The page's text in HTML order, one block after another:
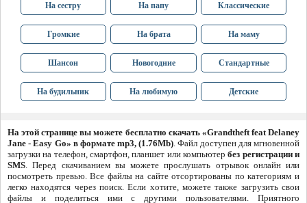
На сестру На папу Классические
Громкие На брата На маму
Шансон Новогодние Стандартные
На будильник На любимую Детские
На этой странице вы можете бесплатно скачать «Grandtheft feat Delaney
Jane - Easy Go» в формате mp3, (1.76Mb). Файл доступен для мгновенной
загрузки на телефон, смартфон, планшет или компьютербез регистрации и
SMS. Перед скачиванием вы можете прослушать отрывок онлайн или
посмотреть превью. Все файлы на сайте отсортированы по категориям и
легко находятся через поиск. Если хотите, можете также загрузить свои
файлы и поделиться ими с другими пользователями. Приятного